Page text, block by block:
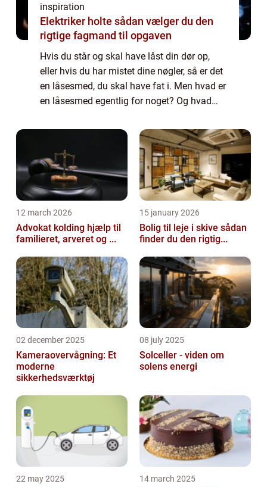
inspiration
Elektriker holte sådan vælger du den
rigtige fagmand til opgaven
Hvis du står og skal have låst din dør op,
eller hvis du har mistet dine nøgler, så er det
en låsesmed, du skal have fat i. Men hvad er
en låsesmed egentlig for noget? Og hvad
artikel, hvor vi kigger på alt de...
12 march 2026
Advokat kolding hjælp til
familieret, arveret og ...
15 january 2026
Bolig til leje i skive sådan
finder du den rigtig...
02 december 2025
Kameraovervågning: Et
moderne
sikkerhedsværktøj
08 july 2025
Solceller - viden om
solens energi
22 may 2025 14 march 2025